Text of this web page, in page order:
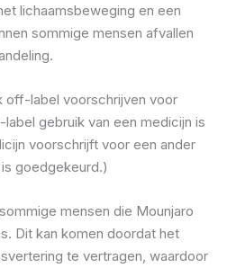
lichaamsbeweging en een
sommige mensen afvallen
off-label voorschrijven voor
gebruik van een medicijn is
voorschrijft voor een ander
goedgekeurd.)
mensen die Mounjaro
Dit kan komen doordat het
te vertragen, waardoor